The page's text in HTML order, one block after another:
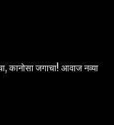
कानोसा जगाचा! आवाज नव्या